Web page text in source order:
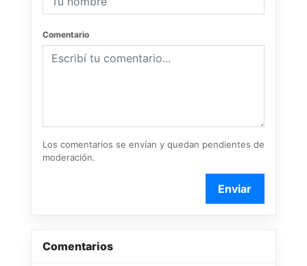
Comentario
Los comentarios se envían y quedan pendientes de
moderación.
Enviar
Comentarios